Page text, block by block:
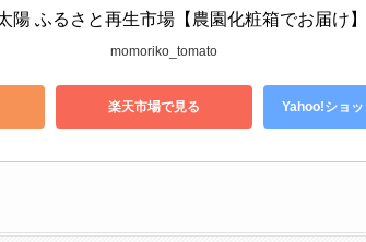
陽 ふるさと再生市場【農園化粧箱でお届け】
momoriko_tomato
楽天市場で見る Yahoo!ショ